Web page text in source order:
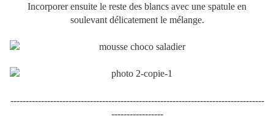
Incorporer ensuite le reste des blancs avec une spatule en
soulevant délicatement le mélange.
-----------------------------------------------------------------------------------
-----------------